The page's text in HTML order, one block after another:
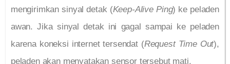
mengirimkan sinyal detak (Keep-Alive Ping) ke peladen
awan. Jika sinyal detak ini gagal sampai ke peladen
karena koneksi internet tersendat (Request Time Out),
peladen akan menyatakan sensor tersebut mati.